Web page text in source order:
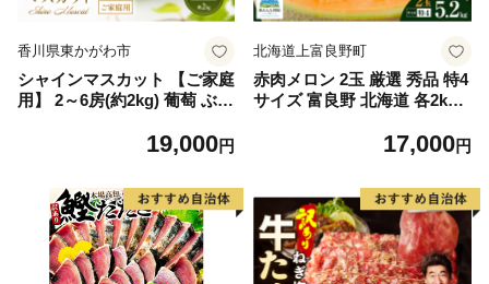
香川県東かがわ市
シャインマスカット 【ご家庭
用】 2～6房(約2kg) 葡萄 ぶど
もの 果実 旬の果物 旬のフル
19,000円
北海道上富良野町
赤肉メロン 2玉 厳選 秀品 特4
サイズ 富良野 北海道 各2kg
富良野 メロン めろん 果物 く
17,000円